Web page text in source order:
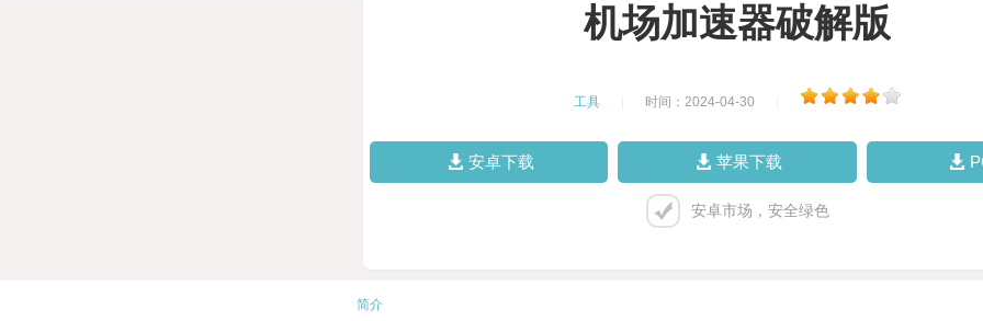
机场加速器破解版
工具 时间：2024-04-30
安卓下载 苹果下载
安卓市场，安全绿色
简介